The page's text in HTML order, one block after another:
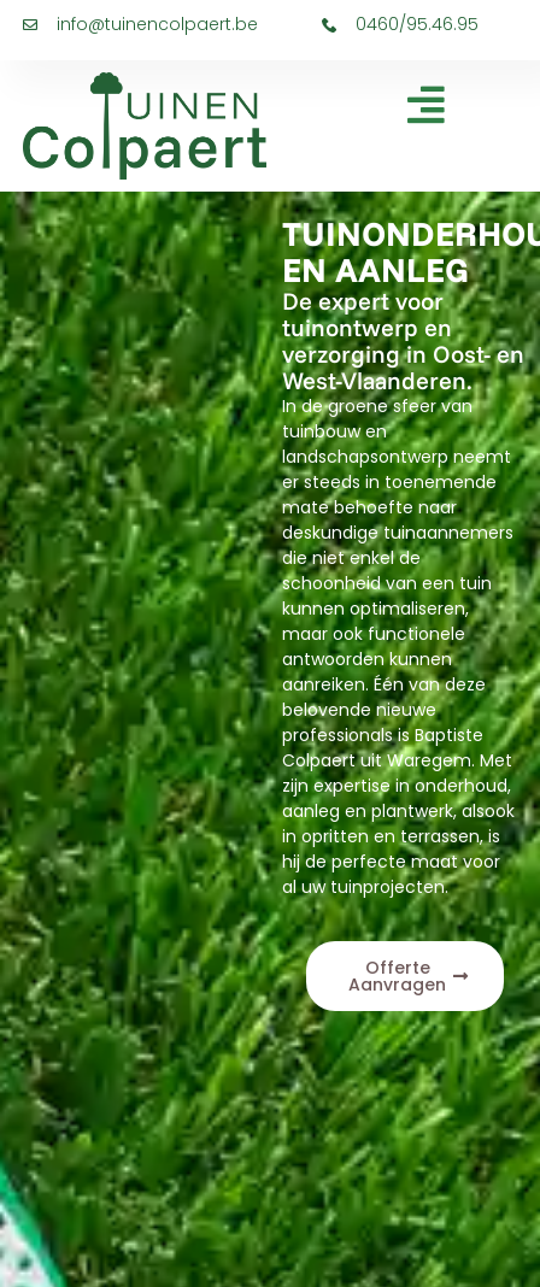
info@tuinencolpaert.be 0460/95.46.95
EN AANLEG
De expert voor
tuinontwerp en
verzorging in Oost- en
West-Vlaanderen.
In de groene sfeer van
tuinbouw en
landschapsontwerp neemt
er steeds in toenemende
mate behoefte naar
deskundige tuinaannemers
die niet enkel de
schoonheid van een tuin
kunnen optimaliseren,
maar ook functionele
antwoorden kunnen
aanreiken. Één van deze
belovende nieuwe
professionals is Baptiste
Colpaert uit Waregem. Met
zijn expertise in onderhoud,
aanleg en plantwerk, alsook
in opritten en terrassen, is
hij de perfecte maat voor
al uw tuinprojecten.
Offerte
Aanvragen